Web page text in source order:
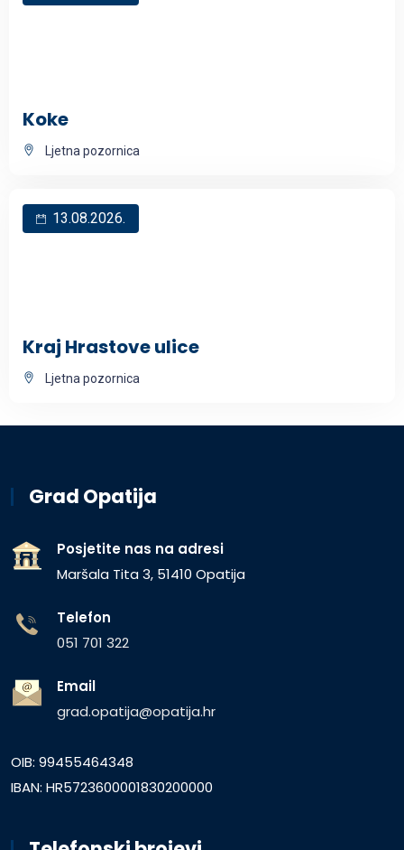
Koke
Ljetna pozornica
13.08.2026.
Kraj Hrastove ulice
Ljetna pozornica
Grad Opatija
Posjetite nas na adresi
Maršala Tita 3, 51410 Opatija
Telefon
051 701 322
Email
grad.opatija@opatija.hr
OIB: 99455464348
IBAN: HR5723600001830200000